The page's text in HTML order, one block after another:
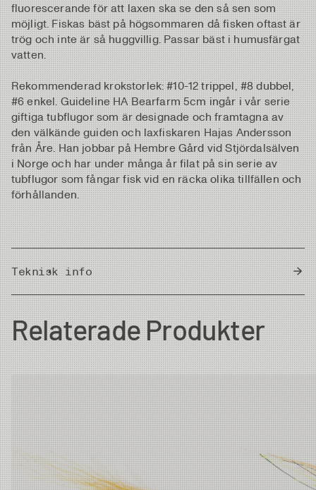
fluorescerande för att laxen ska se den så sen som
möjligt. Fiskas bäst på högsommaren då fisken oftast är
trög och inte är så huggvillig. Passar bäst i humusfärgat
vatten.
Rekommenderad krokstorlek: #10-12 trippel, #8 dubbel,
#6 enkel. Guideline HA Bearfarm 5cm ingår i vår serie
giftiga tubflugor som är designade och framtagna av
den välkände guiden och laxfiskaren Hajas Andersson
från Åre. Han jobbar på Hembre Gård vid Stjördalsälven
i Norge och har under många år filat på sin serie av
tubflugor som fångar fisk vid en räcka olika tillfällen och
förhållanden.
Teknisk info
Country of Origin Thailand
Relaterade Produkter